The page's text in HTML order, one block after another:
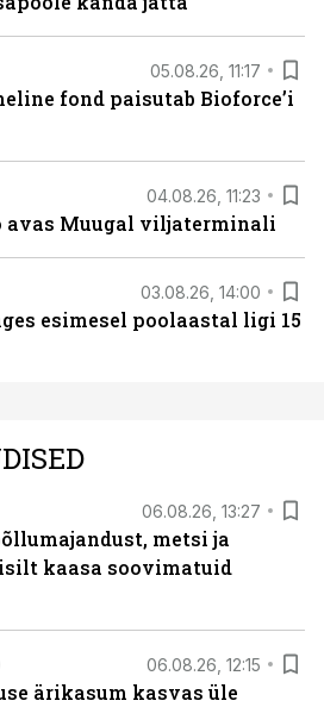
05.08.26, 11:17
fond paisutab Bioforce’i
04.08.26, 11:23
avas Muugal viljaterminali
03.08.26, 14:00
esimesel poolaastal ligi 15
06.08.26, 13:27
metsi ja
kaasa soovimatuid
06.08.26, 12:15
ärikasum kasvas üle